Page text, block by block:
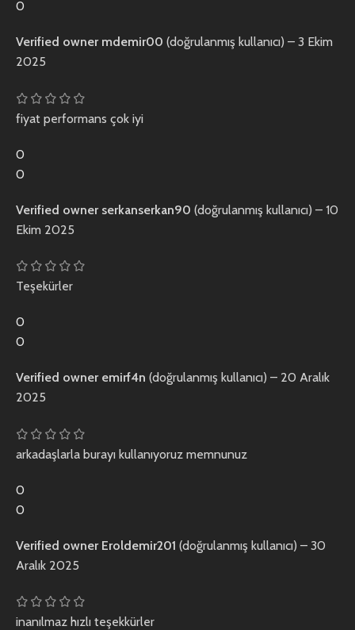
0
Verified owner mdemir00 (doğrulanmış kullanıcı) – 3 Ekim
2025
fiyat performans çok iyi
0
0
Verified owner serkanserkan90 (doğrulanmış kullanıcı) – 10
Ekim 2025
Teşekürler
0
0
Verified owner emirf4n (doğrulanmış kullanıcı) – 20 Aralık
2025
arkadaşlarla burayı kullanıyoruz memnunuz
0
0
Verified owner Eroldemir201 (doğrulanmış kullanıcı) – 30
Aralık 2025
inanılmaz hızlı teşekkürler